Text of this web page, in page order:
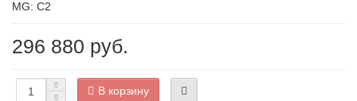
MG: C2
296 880 руб.
В корзину